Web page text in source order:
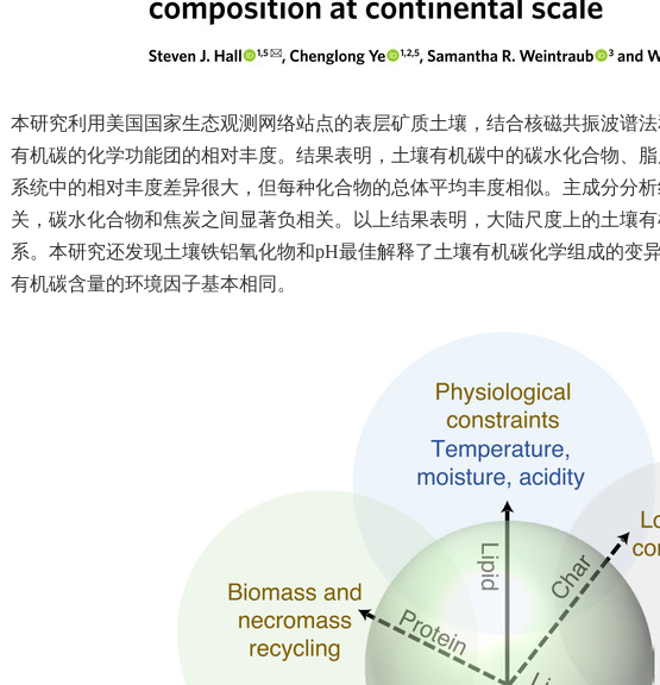
本研究利用美国国家生态观测网络站点的表层矿质土壤，结合核磁共振波谱
有机碳的化学功能团的相对丰度。结果表明，土壤有机碳中的碳水化合物、
系统中的相对丰度差异很大，但每种化合物的总体平均丰度相似。主成分分
关，碳水化合物和焦炭之间显著负相关。以上结果表明，大陆尺度上的土壤
系。本研究还发现土壤铁铝氧化物和pH最佳解释了土壤有机碳化学组成的变
有机碳含量的环境因子基本相同。